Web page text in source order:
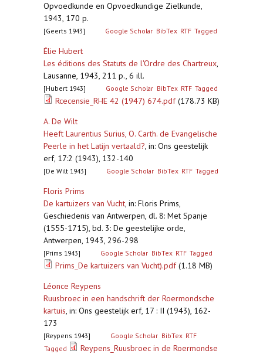
Opvoedkunde en Opvoedkundige Zielkunde,
1943, 170 p.
[Geerts 1943] Google Scholar BibTex RTF Tagged
Élie Hubert
Les éditions des Statuts de l'Ordre des Chartreux,
Lausanne, 1943, 211 p., 6 ill.
[Hubert 1943] Google Scholar BibTex RTF Tagged
Rcecensie_RHE 42 (1947) 674.pdf(178.73 KB)
A. De Wilt
Heeft Laurentius Surius, O. Carth. de Evangelische
Peerle in het Latijn vertaald?, in: Ons geestelijk
erf, 17:2 (1943), 132-140
[De Wilt 1943] Google Scholar BibTex RTF Tagged
Floris Prims
De kartuizers van Vucht, in: Floris Prims,
Geschiedenis van Antwerpen, dl. 8: Met Spanje
(1555-1715), bd. 3: De geestelijke orde,
Antwerpen, 1943, 296-298
[Prims 1943] Google Scholar BibTex RTF Tagged
Prims_De kartuizers van Vucht).pdf(1.18 MB)
Léonce Reypens
Ruusbroec in een handschrift der Roermondsche
kartuis, in: Ons geestelijk erf, 17 : II (1943), 162-
173
[Reypens 1943] Google Scholar BibTex RTF
Tagged
Reypens_Ruusbroec in de Roermondse